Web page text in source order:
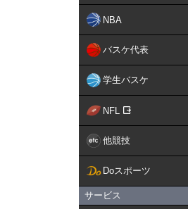
NBA
バスケ代表
学生バスケ
NFL
他競技
Doスポーツ
サービス